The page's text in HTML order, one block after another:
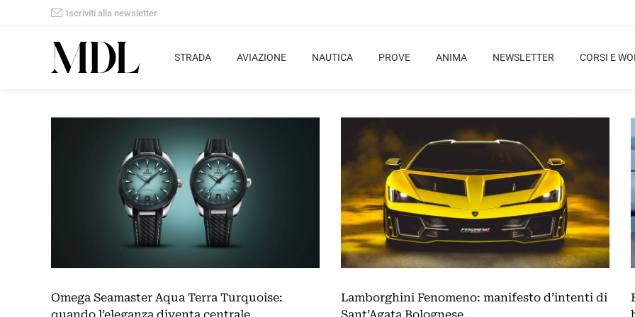
Iscriviti alla newsletter
STRADA AVIAZIONE NAUTICA PROVE ANIMA NEWSLETTER CORSI E
Omega Seamaster Aqua Terra Turquoise:
Lamborghini Fenomeno: manifesto d’intenti di